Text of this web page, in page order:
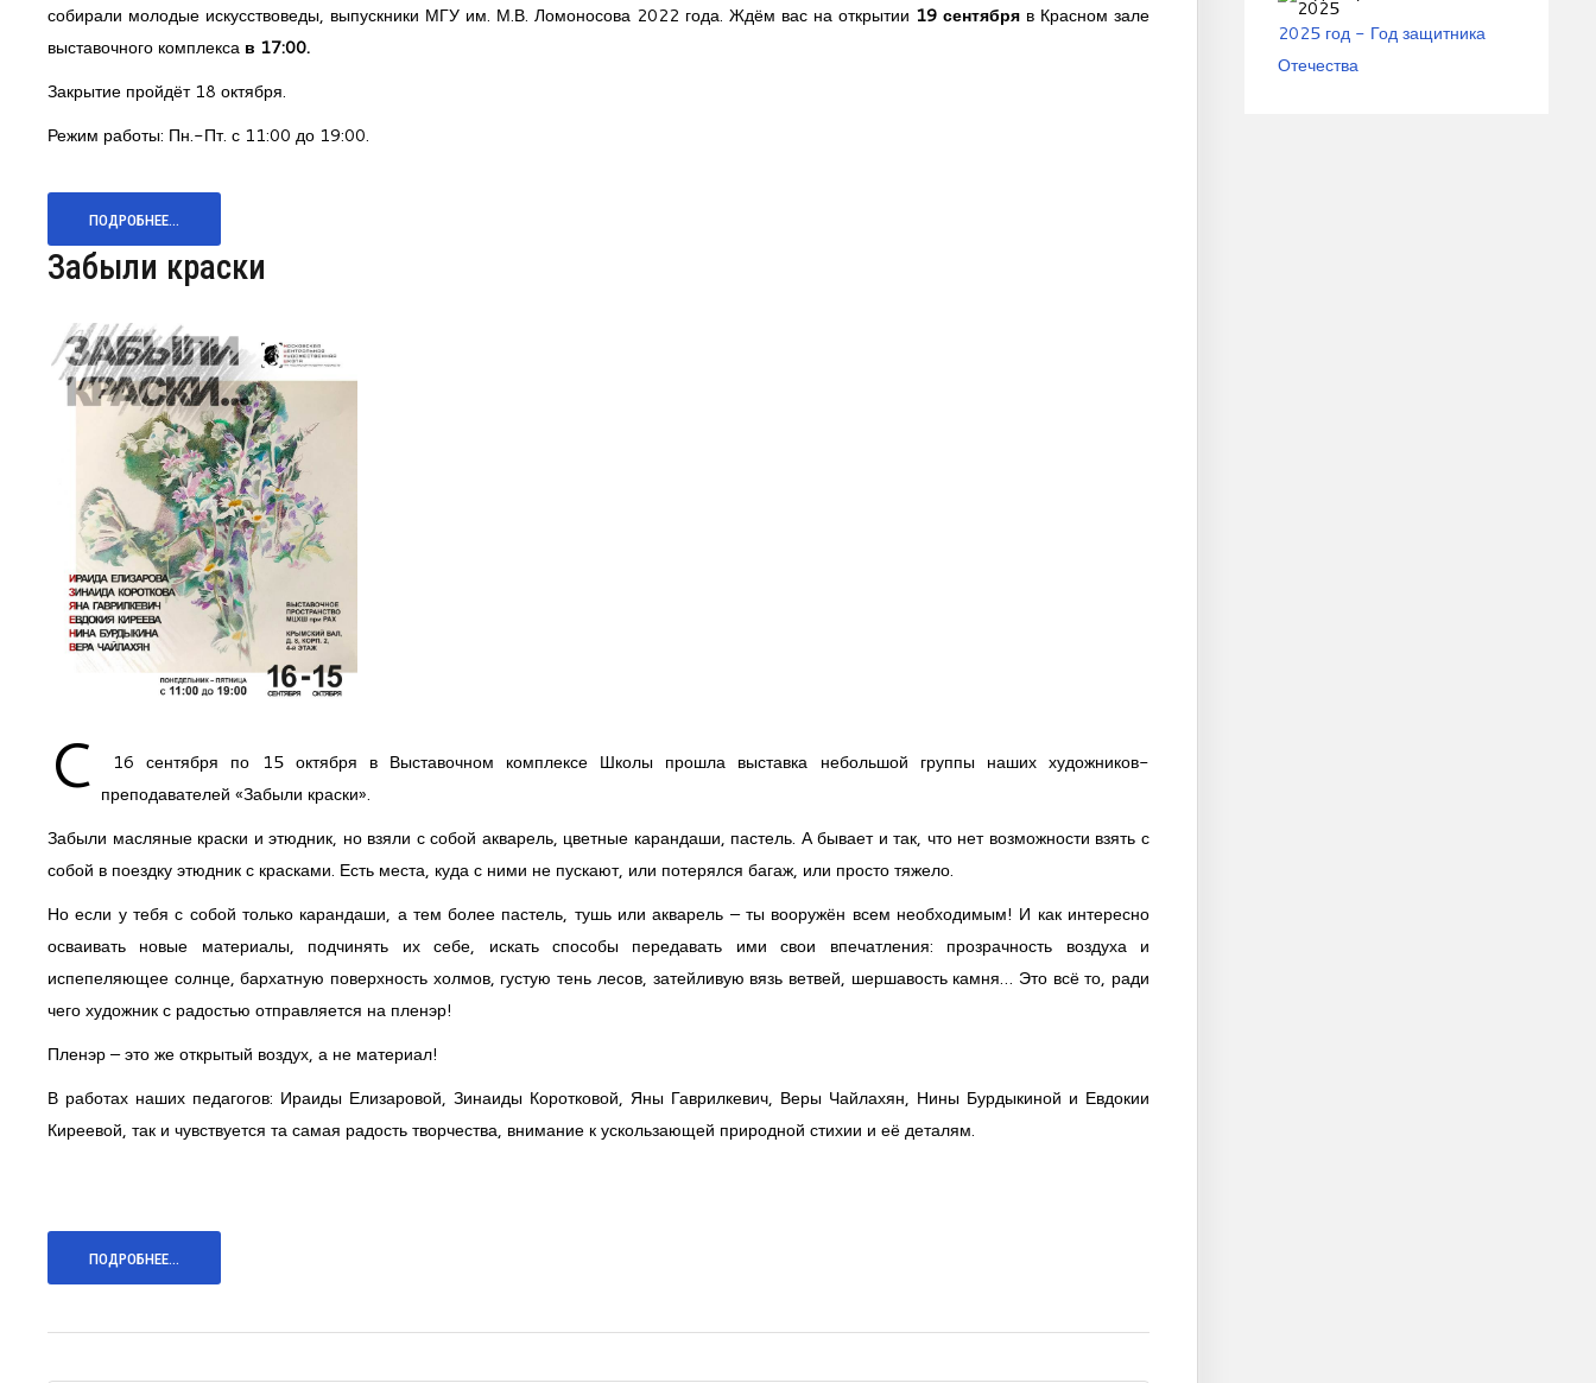
собирали молодые искусствоведы, выпускники МГУ им. М.В. Ломоносова 2022 года. Ждём вас на открытии 19 сентября в Красном зале
выставочного комплекса в 17:00.
Закрытие пройдёт 18 октября.
Режим работы: Пн.-Пт. с 11:00 до 19:00.
ПОДРОБНЕЕ...
Забыли краски
C
16 сентября по 15 октября в Выставочном комплексе Школы прошла выставка небольшой группы наших художников-
преподавателей «Забыли краски».
Забыли масляные краски и этюдник, но взяли с собой акварель, цветные карандаши, пастель. А бывает и так, что нет возможности взять с
собой в поездку этюдник с красками. Есть места, куда с ними не пускают, или потерялся багаж, или просто тяжело.
Но если у тебя с собой только карандаши, а тем более пастель, тушь или акварель – ты вооружён всем необходимым! И как интересно
осваивать новые материалы, подчинять их себе, искать способы передавать ими свои впечатления: прозрачность воздуха и
испепеляющее солнце, бархатную поверхность холмов, густую тень лесов, затейливую вязь ветвей, шершавость камня… Это всё то, ради
чего художник с радостью отправляется на пленэр!
Пленэр – это же открытый воздух, а не материал!
В работах наших педагогов: Ираиды Елизаровой, Зинаиды Коротковой, Яны Гаврилкевич, Веры Чайлахян, Нины Бурдыкиной и Евдокии
Киреевой, так и чувствуется та самая радость творчества, внимание к ускользающей природной стихии и её деталям.
ПОДРОБНЕЕ...
2025 год - Год защитника
Отечества